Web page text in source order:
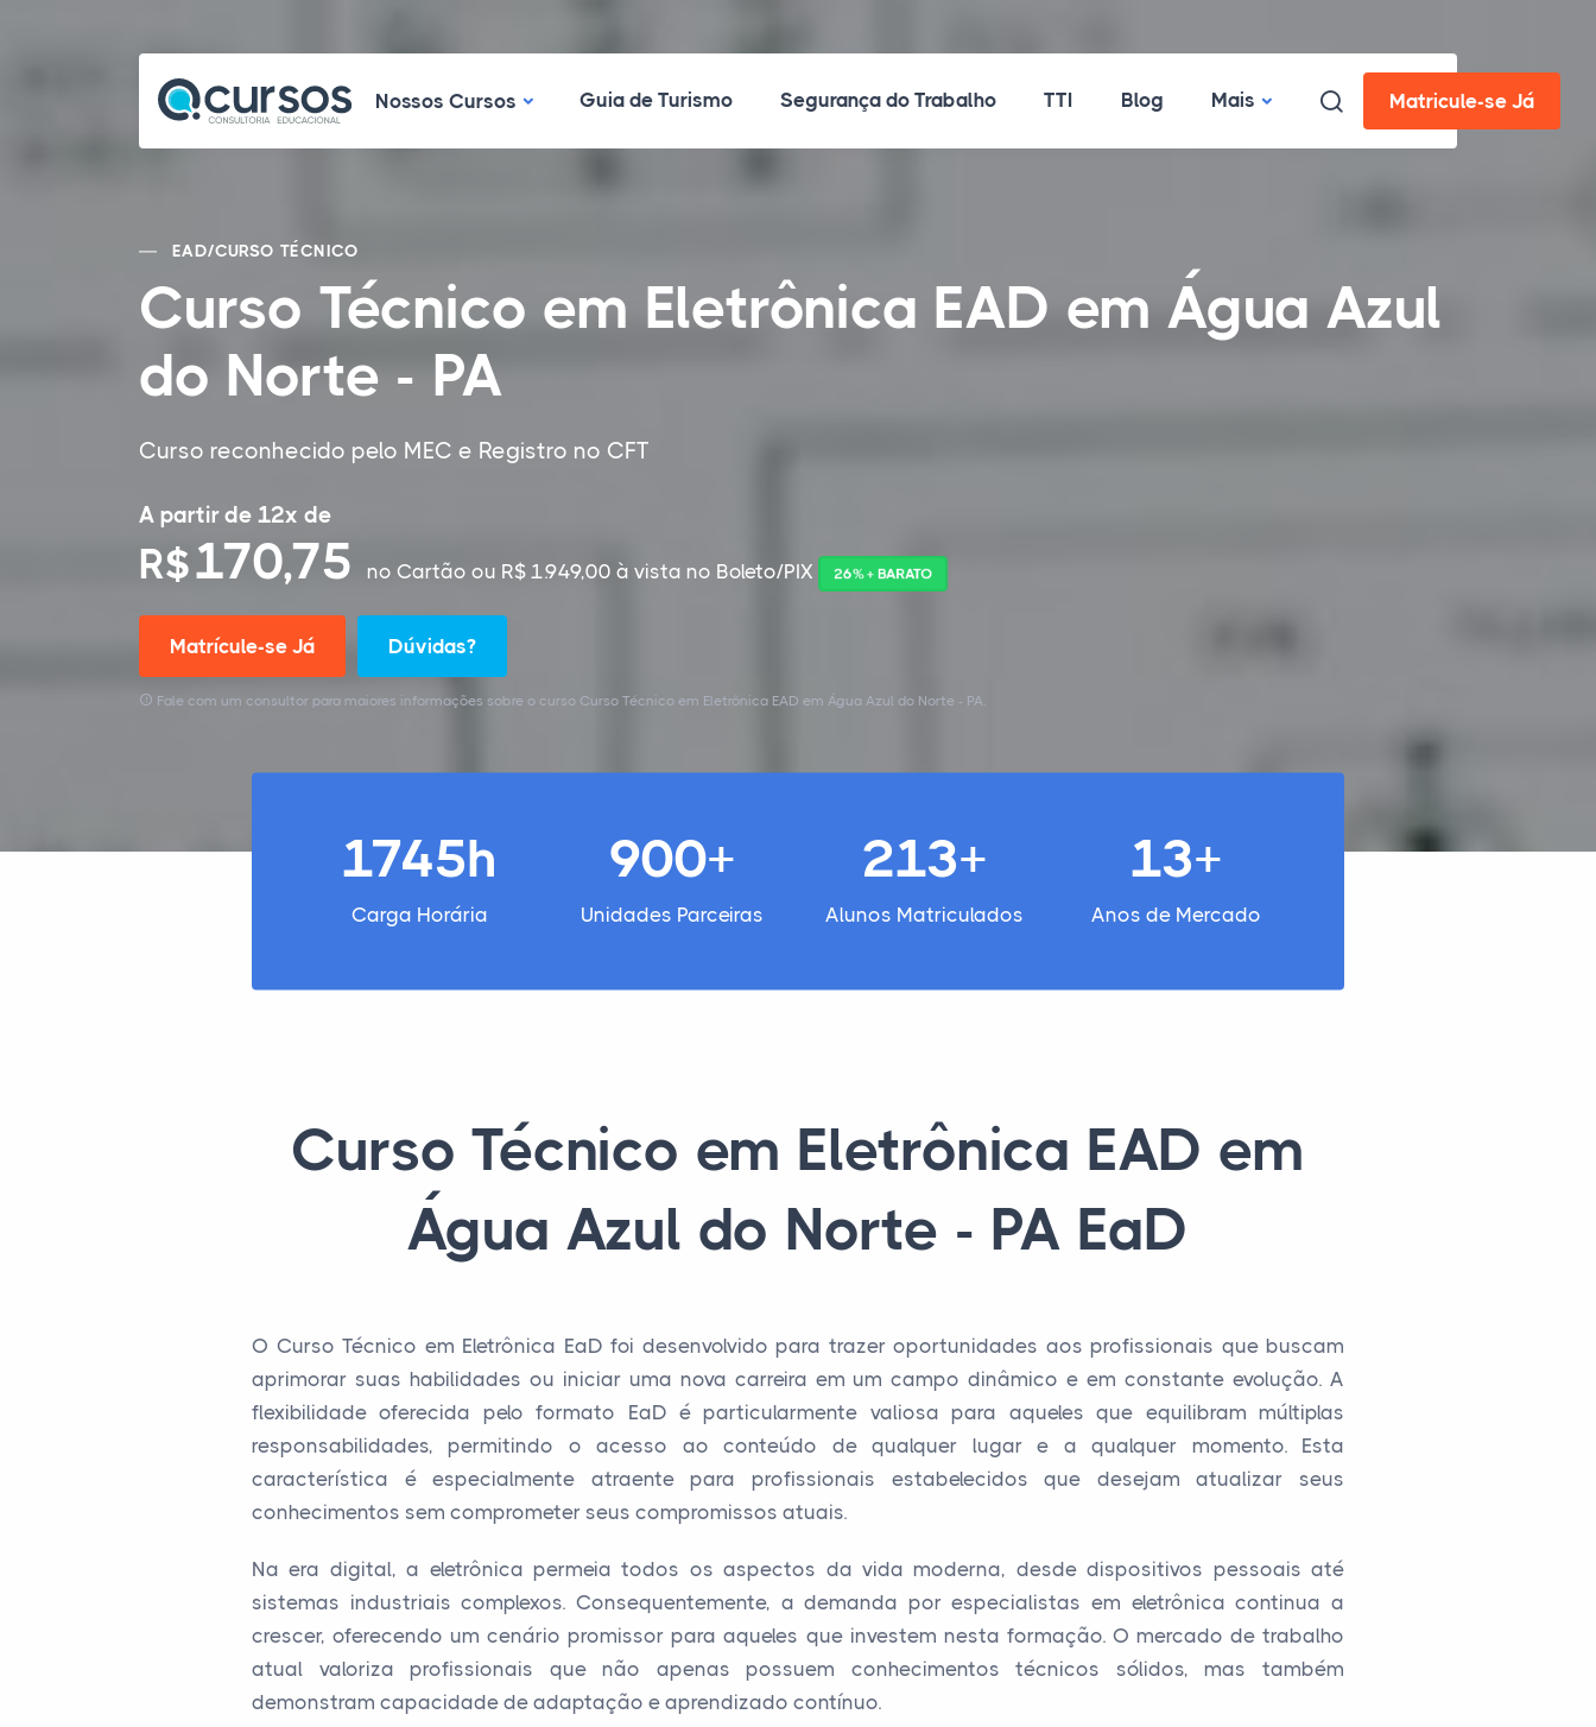
Nossos CursosNossos Cursos
Guia de Turismo Segurança do Trabalho TTI Blog Mais Matricule-se Já
EAD/CURSO TÉCNICO
Curso Técnico em Eletrônica EAD em Água Azul
do Norte - PA
Curso reconhecido pelo MEC e Registro no CFT
A partir de 12x de
R$170,75 no Cartão ou R$ 1.949,00 à vista no Boleto/PIX 26% + BARATO
Matrícule-se Já Dúvidas?
Fale com um consultor para maiores informações sobre o curso Curso Técnico em Eletrônica EAD em Água Azul do Norte - PA.
1745h
Carga Horária
900+
Unidades Parceiras
213+
Alunos Matriculados
13+
Anos de Mercado
Curso Técnico em Eletrônica EAD em
Água Azul do Norte - PA EaD
O Curso Técnico em Eletrônica EaD foi desenvolvido para trazer oportunidades aos profissionais que buscam
aprimorar suas habilidades ou iniciar uma nova carreira em um campo dinâmico e em constante evolução. A
flexibilidade oferecida pelo formato EaD é particularmente valiosa para aqueles que equilibram múltiplas
responsabilidades, permitindo o acesso ao conteúdo de qualquer lugar e a qualquer momento. Esta
característica é especialmente atraente para profissionais estabelecidos que desejam atualizar seus
conhecimentos sem comprometer seus compromissos atuais.
Na era digital, a eletrônica permeia todos os aspectos da vida moderna, desde dispositivos pessoais até
sistemas industriais complexos. Consequentemente, a demanda por especialistas em eletrônica continua a
crescer, oferecendo um cenário promissor para aqueles que investem nesta formação. O mercado de trabalho
atual valoriza profissionais que não apenas possuem conhecimentos técnicos sólidos, mas também
demonstram capacidade de adaptação e aprendizado contínuo.